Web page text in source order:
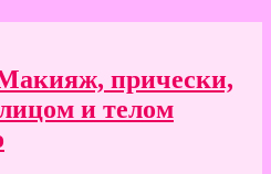
прически,
и телом